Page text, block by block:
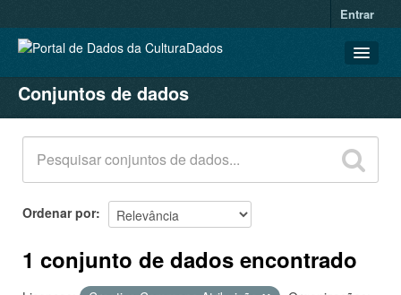
Entrar
CONJUNTOS DE DADOS
ORGANIZAÇÕES
GRUPOS
SOBRE
Conjuntos de dados
Ordenar por
1 conjunto de dados encontrado